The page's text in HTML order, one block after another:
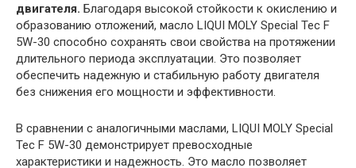
двигателя. Благодаря высокой стойкости к окислению и
образованию отложений, масло LIQUI MOLY Special Tec F
5W-30 способно сохранять свои свойства на протяжении
длительного периода эксплуатации. Это позволяет
обеспечить надежную и стабильную работу двигателя
без снижения его мощности и эффективности.
В сравнении с аналогичными маслами, LIQUI MOLY Special
Tec F 5W-30 демонстрирует превосходные
характеристики и надежность. Это масло позволяет